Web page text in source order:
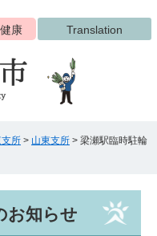
康 Translation
支所 > 山東支所 > 梁瀬駅臨時駐輪
お知らせ